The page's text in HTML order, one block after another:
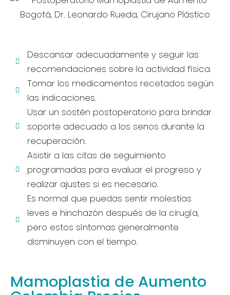
Descansar adecuadamente y seguir las
recomendaciones sobre la actividad física.
Tomar los medicamentos recetados según
las indicaciones.
Usar un sostén postoperatorio para brindar
soporte adecuado a los senos durante la
recuperación.
Asistir a las citas de seguimiento
programadas para evaluar el progreso y
realizar ajustes si es necesario.
Es normal que puedas sentir molestias
leves e hinchazón después de la cirugía,
pero estos síntomas generalmente
disminuyen con el tiempo.
Mamoplastia de Aumento